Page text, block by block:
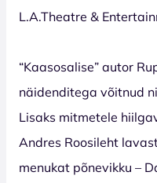
L.A.Theatre &
“Kaasosalise” autor
näidenditega võitnud
Lisaks mitmetele
Andres Roosileht
menukat põnevikku –